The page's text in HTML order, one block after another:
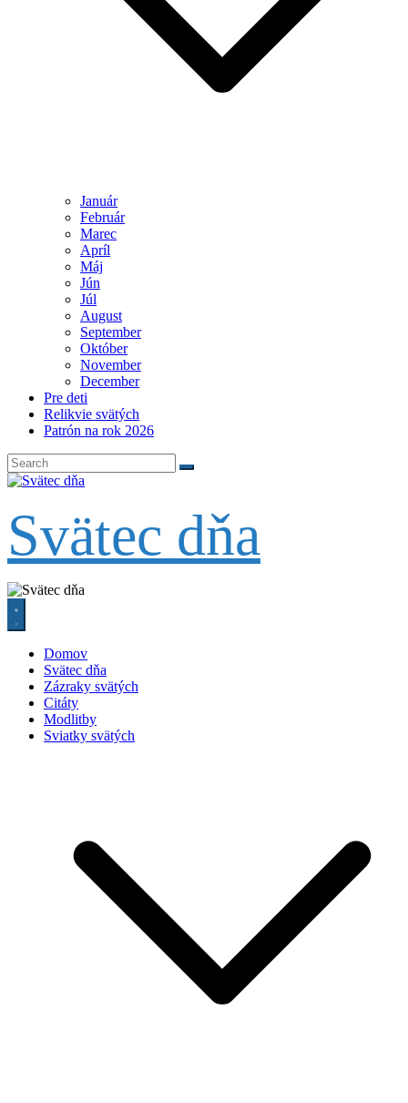
Január
Február
Marec
Apríl
Máj
Jún
Júl
August
September
Október
November
December
Pre deti
Relikvie svätých
Patrón na rok 2026
Svätec dňa
Domov
Svätec dňa
Zázraky svätých
Citáty
Modlitby
Sviatky svätých